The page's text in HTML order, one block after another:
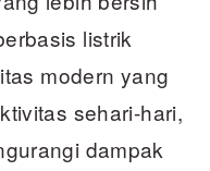
listrik
modern yang
sehari-hari,
dampak